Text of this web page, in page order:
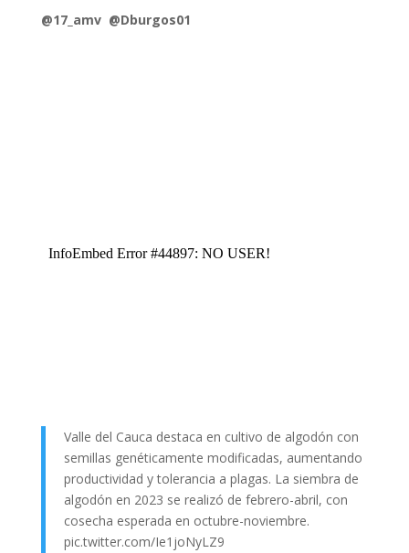
@17_amv @Dburgos01
Valle del Cauca destaca en cultivo de algodón con
semillas genéticamente modificadas, aumentando
productividad y tolerancia a plagas. La siembra de
algodón en 2023 se realizó de febrero-abril, con
cosecha esperada en octubre-noviembre.
pic.twitter.com/Ie1joNyLZ9